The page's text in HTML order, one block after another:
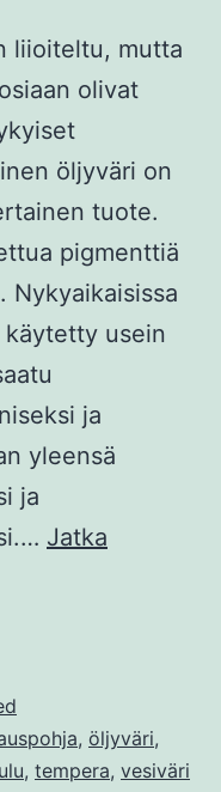
liioiteltu, mutta
olivat
öljyväri on
tuote.
pigmenttiä
Nykyaikaisissa
usein
ja
yleensä
ja
Jatka
, öljyväri,
, tempera, vesiväri